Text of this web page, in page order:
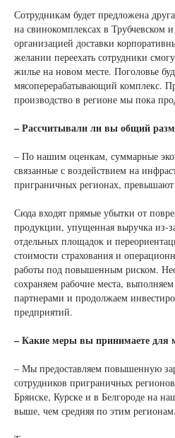
Сотрудникам будет предложена
на свинокомплексах в Трубчевском
организацией доставки
желании переехать сотрудники
жилье на новом месте. Поголовье
мясоперерабатывающий комплекс.
производство в регионе мы пока
– Рассчитывали ли вы общий
– По нашим оценкам, суммарные
связанные с воздействием на
приграничных регионах,
Сюда входят прямые убытки от
продукции, упущенная выручка из-
отдельных площадок и
стоимости страхования и
работы под повышенным риском.
сохраняем рабочие места, выполняем
партнерами и продолжаем
предприятий.
– Какие меры вы принимаете для
– Мы предоставляем повышенную
сотрудников приграничных
Брянске, Курске и в Белгороде на
выше, чем средняя по этим регионам.